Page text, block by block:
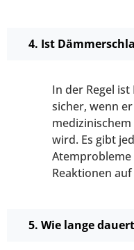
4. Ist
In der Regel
sicher, wenn
wird. Es gibt
Reaktionen
5. Wie lange